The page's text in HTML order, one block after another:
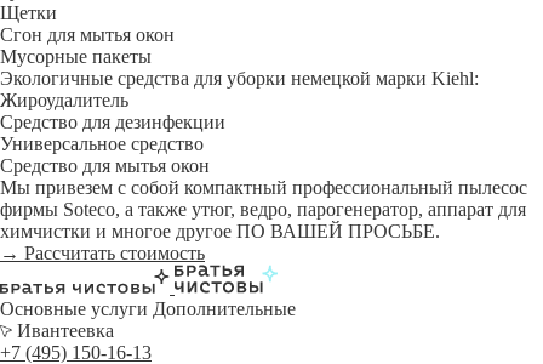
Щетки
Сгон для мытья окон
Мусорные пакеты
Экологичные средства для уборки немецкой марки Kiehl:
Жироудалитель
Средство для дезинфекции
Универсальное средство
Средство для мытья окон
Мы привезем с собой компактный профессиональный пылесос
фирмы Soteco, а также утюг, ведро, парогенератор, аппарат для
химчистки и многое другое ПО ВАШЕЙ ПРОСЬБЕ.
→ Рассчитать стоимость
Основные услуги Дополнительные
Ивантеевка
+7 (495) 150-16-13